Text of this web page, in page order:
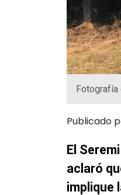
Fotografía
Publicado
El
aclaró
implique